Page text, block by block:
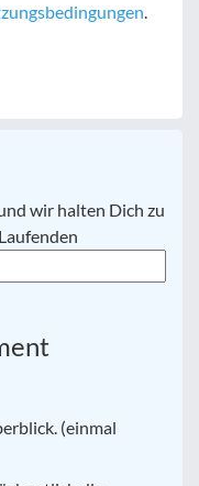
.
wir halten Dich zu
(einmal